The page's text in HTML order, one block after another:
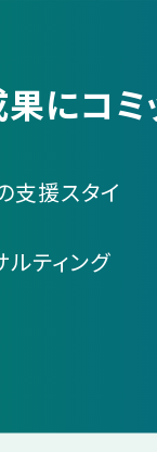
コミ
支援スタイ
ティング